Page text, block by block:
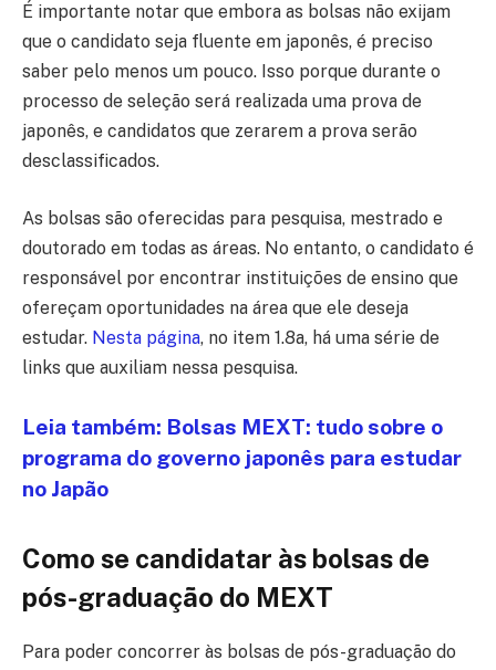
É importante notar que embora as bolsas não exijam
que o candidato seja fluente em japonês, é preciso
saber pelo menos um pouco. Isso porque durante o
processo de seleção será realizada uma prova de
japonês, e candidatos que zerarem a prova serão
desclassificados.
As bolsas são oferecidas para pesquisa, mestrado e
doutorado em todas as áreas. No entanto, o candidato é
responsável por encontrar instituições de ensino que
ofereçam oportunidades na área que ele deseja
estudar. Nesta página, no item 1.8a, há uma série de
links que auxiliam nessa pesquisa.
Leia também: Bolsas MEXT: tudo sobre o
programa do governo japonês para estudar
no Japão
Como se candidatar às bolsas de
pós-graduação do MEXT
Para poder concorrer às bolsas de pós-graduação do